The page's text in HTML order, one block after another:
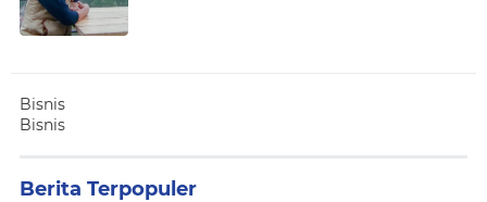
Bisnis
Bisnis
Berita Terpopuler